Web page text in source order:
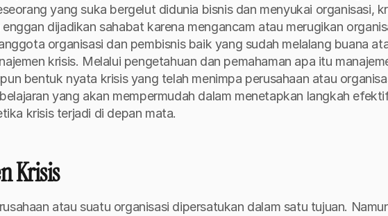
yang suka bergelut didunia bisnis dan menyukai organisasi,
dijadikan sahabat karena mengancam atau merugikan
organisasi dan pembisnis baik yang sudah melalang buana
krisis. Melalui pengetahuan dan pemahaman apa itu
bentuk nyata krisis yang telah menimpa perusahaan atau
yang akan mempermudah dalam menetapkan langkah
krisis terjadi di depan mata.
Krisis
atau suatu organisasi dipersatukan dalam satu tujuan.